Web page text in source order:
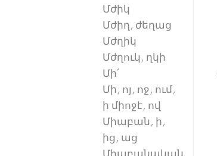
Մժիկ
Մժիղ, ժեղաց
Մժղիկ
Մժղուկ, ղկի
Մի՛
Մի, ոյ, ոջ, ում,
ի միոջէ, ով
Միաբան, ի,
ից, աց